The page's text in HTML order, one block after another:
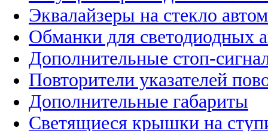
Эквалайзеры на стекло
Обманки для светодиодных
Дополнительные стоп-
Повторители указателей
Дополнительные габариты
Светящиеся крышки на